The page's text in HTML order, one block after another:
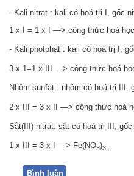
- Kali nitrat : kali có hoá trị I, gốc
1 x I = 1 x I —> công thức hoá
- Kali photphat : kali có hoá trị I,
3 x 1=1 x III —> công thức hoá
Nhôm sunfat : nhôm có hoá trị III,
2 x III = 3 x II —> công thức hoá
Sắt(III) nitrat: sắt có hoá trị III, gốc
1 x III = 3 x I —> Fe(NO3)3 .
Bình luận